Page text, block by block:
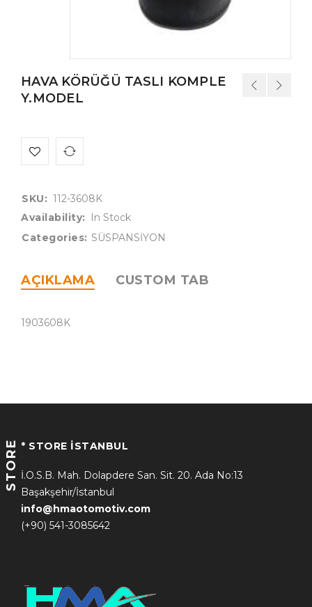
HAVA KÖRÜĞÜ TASLI KOMPLE
Y.MODEL
SKU: 112-3608K
Availability:
In Stock
Categories: SÜSPANSİYON
AÇIKLAMA CUSTOM TAB
1903608K
STORE * STORE İSTANBUL
İ.O.S.B. Mah. Dolapdere San. Sit. 20. Ada No:13
Başakşehir/İstanbul
info@hmaotomotiv.com
(+90) 541-3085642